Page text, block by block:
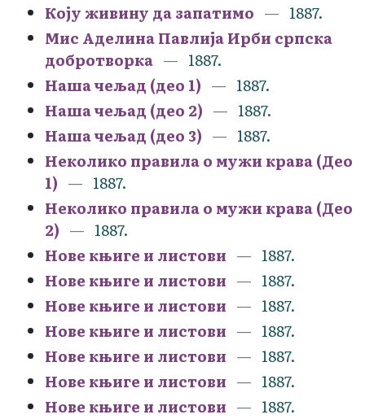
Коју живину да запатимо
1887.
Мис Аделина Павлија Ирби српска
добротворка
1887.
Наша чељад (део 1)
1887.
Наша чељад (део 2)
1887.
Наша чељад (део 3)
1887.
Неколико правила о мужи крава (Део
1)
1887.
Неколико правила о мужи крава (Део
2)
1887.
Нове књиге и листови
1887.
Нове књиге и листови
1887.
Нове књиге и листови
1887.
Нове књиге и листови
1887.
Нове књиге и листови
1887.
Нове књиге и листови
1887.
Нове књиге и листови
1887.